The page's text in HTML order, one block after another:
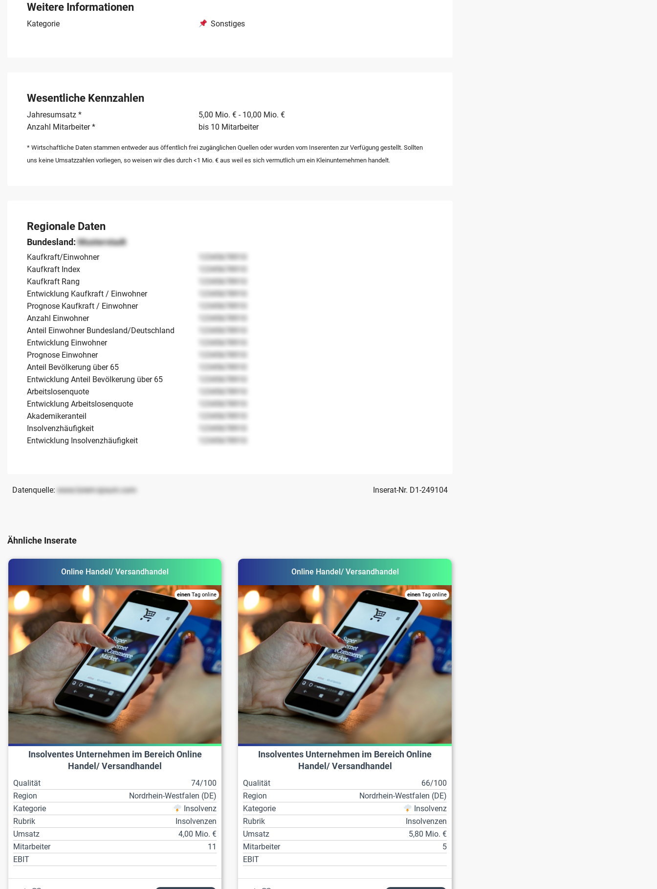
nachhaltigen Fortführung der bestehenden Strukturen unter Nutzung synergetischer Potenziale im Bereich der
Weitere Informationen
Kategorie Sonstiges
Wesentliche Kennzahlen
Jahresumsatz *
5,00 Mio. € - 10,00 Mio. €
Anzahl Mitarbeiter *
bis 10 Mitarbeiter
* Wirtschaftliche Daten stammen entweder aus öffentlich frei zugänglichen Quellen oder wurden vom Inserenten zur Verfügung gestellt. Sollten
uns keine Umsatzzahlen vorliegen, so weisen wir dies durch <1 Mio. € aus weil es sich vermutlich um ein Kleinunternehmen handelt.
Regionale Daten
Bundesland:Musterstadt
Kaufkraft/Einwohner
12345678910
Kaufkraft Index
12345678910
Kaufkraft Rang
12345678910
Entwicklung Kaufkraft / Einwohner
12345678910
Prognose Kaufkraft / Einwohner
12345678910
Anzahl Einwohner
12345678910
Anteil Einwohner Bundesland/Deutschland
12345678910
Entwicklung Einwohner
12345678910
Prognose Einwohner
12345678910
Anteil Bevölkerung über 65
12345678910
Entwicklung Anteil Bevölkerung über 65
12345678910
Arbeitslosenquote
12345678910
Entwicklung Arbeitslosenquote
12345678910
Akademikeranteil
12345678910
Insolvenzhäufigkeit
12345678910
Entwicklung Insolvenzhäufigkeit
12345678910
Datenquelle: www.lorem-ipsum.com Inserat-Nr. D1-249104
Ähnliche Inserate
Online Handel/ Versandhandel
einen Tag online
Insolventes Unternehmen im Bereich Online
Handel/ Versandhandel
Qualität
74/100
Region
Nordrhein-Westfalen (DE)
Kategorie
Insolvenz
Rubrik
Insolvenzen
Umsatz
4,00 Mio. €
Mitarbeiter
11
EBIT
Online Handel/ Versandhandel
einenTag online
Insolventes Unternehmen im Bereich Online
Handel/ Versandhandel
Qualität
66/100
Region
Nordrhein-Westfalen (DE)
Kategorie
Insolvenz
Rubrik
Insolvenzen
Umsatz
5,80 Mio. €
Mitarbeiter
5
EBIT